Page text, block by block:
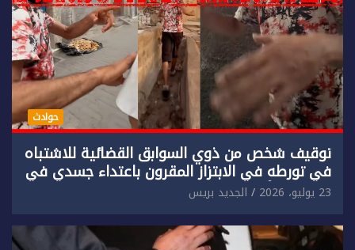
حوادث
توقيف شخص من ذوي السوابق القضائية للاشتباه
في تورطه في الابتزاز المقرون باعتداء جسدي في
حق سائح أجنبي.
23 يوليو، 2026 الجديد بريس